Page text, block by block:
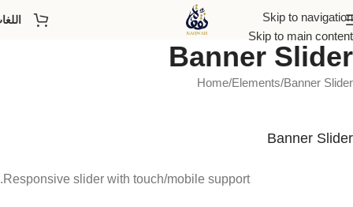
Skip to navigation
Skip to main content
Banner Slider
Home Elements Banner Slider
Banner Slider
Responsive slider with touch/mobile support.